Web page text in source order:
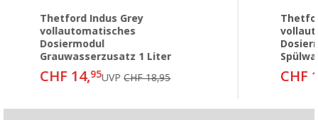
Thetford Indus Grey
vollautomatisches
Dosiermodul
Grauwasserzusatz 1 Liter
CHF 14,95UVPCHF 18,95 CHF